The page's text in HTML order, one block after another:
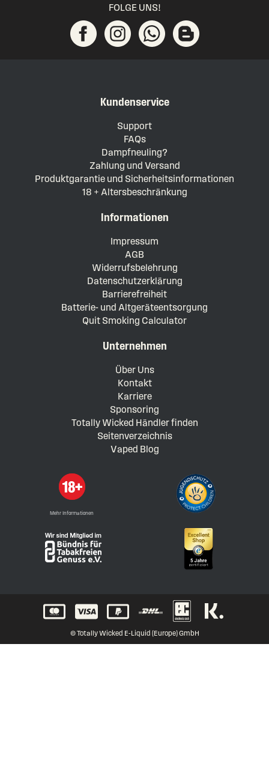
FOLGE UNS!
Kundenservice
Support
FAQs
Dampfneuling?
Zahlung und Versand
Produktgarantie und Sicherheitsinformationen
18 + Altersbeschränkung
Informationen
Impressum
AGB
Widerrufsbelehrung
Datenschutzerklärung
Barrierefreiheit
Batterie- und Altgeräteentsorgung
Quit Smoking Calculator
Unternehmen
Über Uns
Kontakt
Karriere
Sponsoring
Totally Wicked Händler finden
Seitenverzeichnis
Vaped Blog
Mehr Informationen
© Totally Wicked E-Liquid (Europe) GmbH